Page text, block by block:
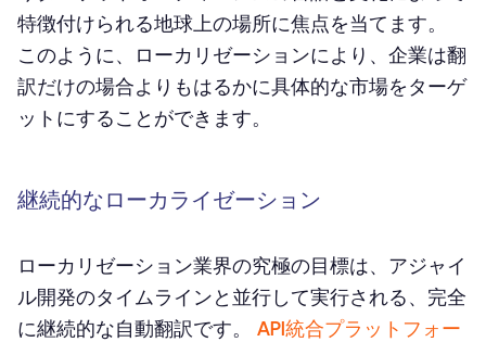
特徴付けられる地球上の場所に焦点を当てます。
このように、ローカリゼーションにより、企業は翻
訳だけの場合よりもはるかに具体的な市場をターゲ
ットにすることができます。
継続的なローカライゼーション
ローカリゼーション業界の究極の目標は、アジャイ
ル開発のタイムラインと並行して実行される、完全
に継続的な自動翻訳です。 API統合プラットフォー